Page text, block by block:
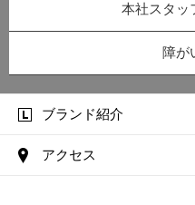
本社スタッ
障が
ブランド紹介
アクセス